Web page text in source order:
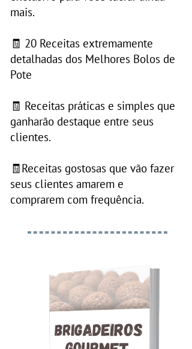
mais.
🧾 20 Receitas extremamente
detalhadas dos Melhores Bolos de
Pote
🧾 Receitas práticas e simples que
ganharão destaque entre seus
clientes.
🧾Receitas gostosas que vão fazer
seus clientes amarem e
comprarem com frequência.​